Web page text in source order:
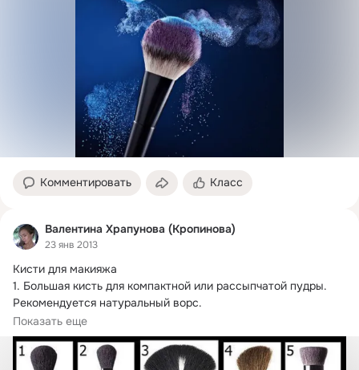
Комментировать Класс
Валентина Храпунова (Кропинова)
23 янв 2013
Кисти для макияжа
1. Большая кисть для компактной или рассыпчатой пудры.
Рекомендуется натуральный ворс.
2. Кисть для румян. Рекомендуется натуральный ворс.
Показать еще